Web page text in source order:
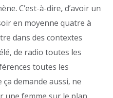
C’est-à-dire, d’avoir un
en moyenne quatre à
dans des contextes
de radio toutes les
toutes les
ça demande aussi, ne